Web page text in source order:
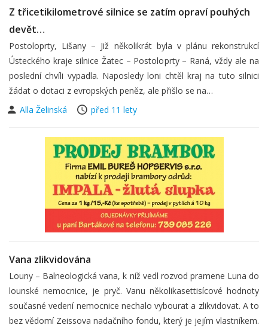
Z třicetikilometrové silnice se zatím opraví pouhých
devět…
Postoloprty, Lišany – Již několikrát byla v plánu rekonstrukcí
Ústeckého kraje silnice Žatec – Postoloprty – Raná, vždy ale na
poslední chvíli vypadla. Naposledy loni chtěl kraj na tuto silnici
žádat o dotaci z evropských peněz, ale přišlo se na…
Alla Želinská
před 11 lety
Vana zlikvidována
Louny – Balneologická vana, k níž vedl rozvod pramene Luna do
lounské nemocnice, je pryč. Vanu několikasettisícové hodnoty
současné vedení nemocnice nechalo vybourat a zlikvidovat. A to
bez vědomí Zeissova nadačního fondu, který je jejím vlastníkem.